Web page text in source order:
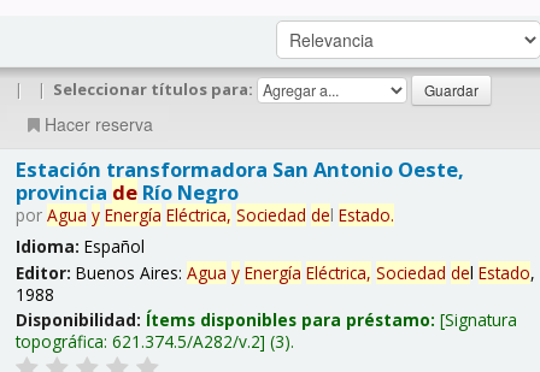
| | Seleccionar títulos para:
Hacer reserva
Estación transformadora San Antonio Oeste,
provincia deRío Negro
por Agua y Energía Eléctrica, Sociedad del Estado.
Idioma: Español
Editor: Buenos Aires: Agua y Energía Eléctrica, Sociedad del Estado,
1988
Disponibilidad: Ítems disponibles para préstamo: Signatura
topográfica: 621.374.5/A282/v.2 (3).